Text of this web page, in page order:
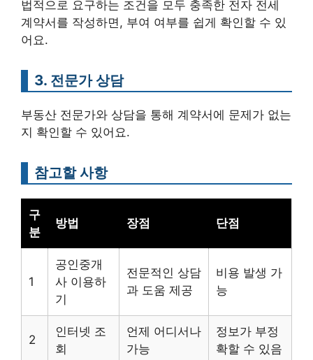
법적으로 요구하는 조건을 모두 충족한 전자 전세
계약서를 작성하면, 부여 여부를 쉽게 확인할 수 있
어요.
3. 전문가 상담
부동산 전문가와 상담을 통해 계약서에 문제가 없는
지 확인할 수 있어요.
참고할 사항
구
분
방법 장점 단점
1
공인중개
사 이용하
기
전문적인 상담
과 도움 제공
비용 발생 가
능
2
인터넷 조
회
언제 어디서나
가능
정보가 부정
확할 수 있음